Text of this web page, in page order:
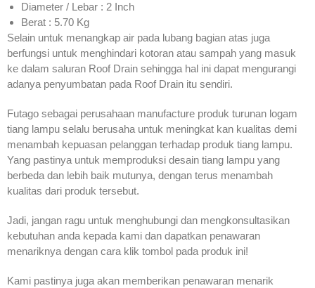
Diameter / Lebar : 2 Inch
Berat : 5.70 Kg
Selain untuk menangkap air pada lubang bagian atas juga
berfungsi untuk menghindari kotoran atau sampah yang masuk
ke dalam saluran Roof Drain sehingga hal ini dapat mengurangi
adanya penyumbatan pada Roof Drain itu sendiri.
Futago sebagai perusahaan manufacture produk turunan logam
tiang lampu selalu berusaha untuk meningkat kan kualitas demi
menambah kepuasan pelanggan terhadap produk tiang lampu.
Yang pastinya untuk memproduksi desain tiang lampu yang
berbeda dan lebih baik mutunya, dengan terus menambah
kualitas dari produk tersebut.
Jadi, jangan ragu untuk menghubungi dan mengkonsultasikan
kebutuhan anda kepada kami dan dapatkan penawaran
menariknya dengan cara klik tombol pada produk ini!
Kami pastinya juga akan memberikan penawaran menarik